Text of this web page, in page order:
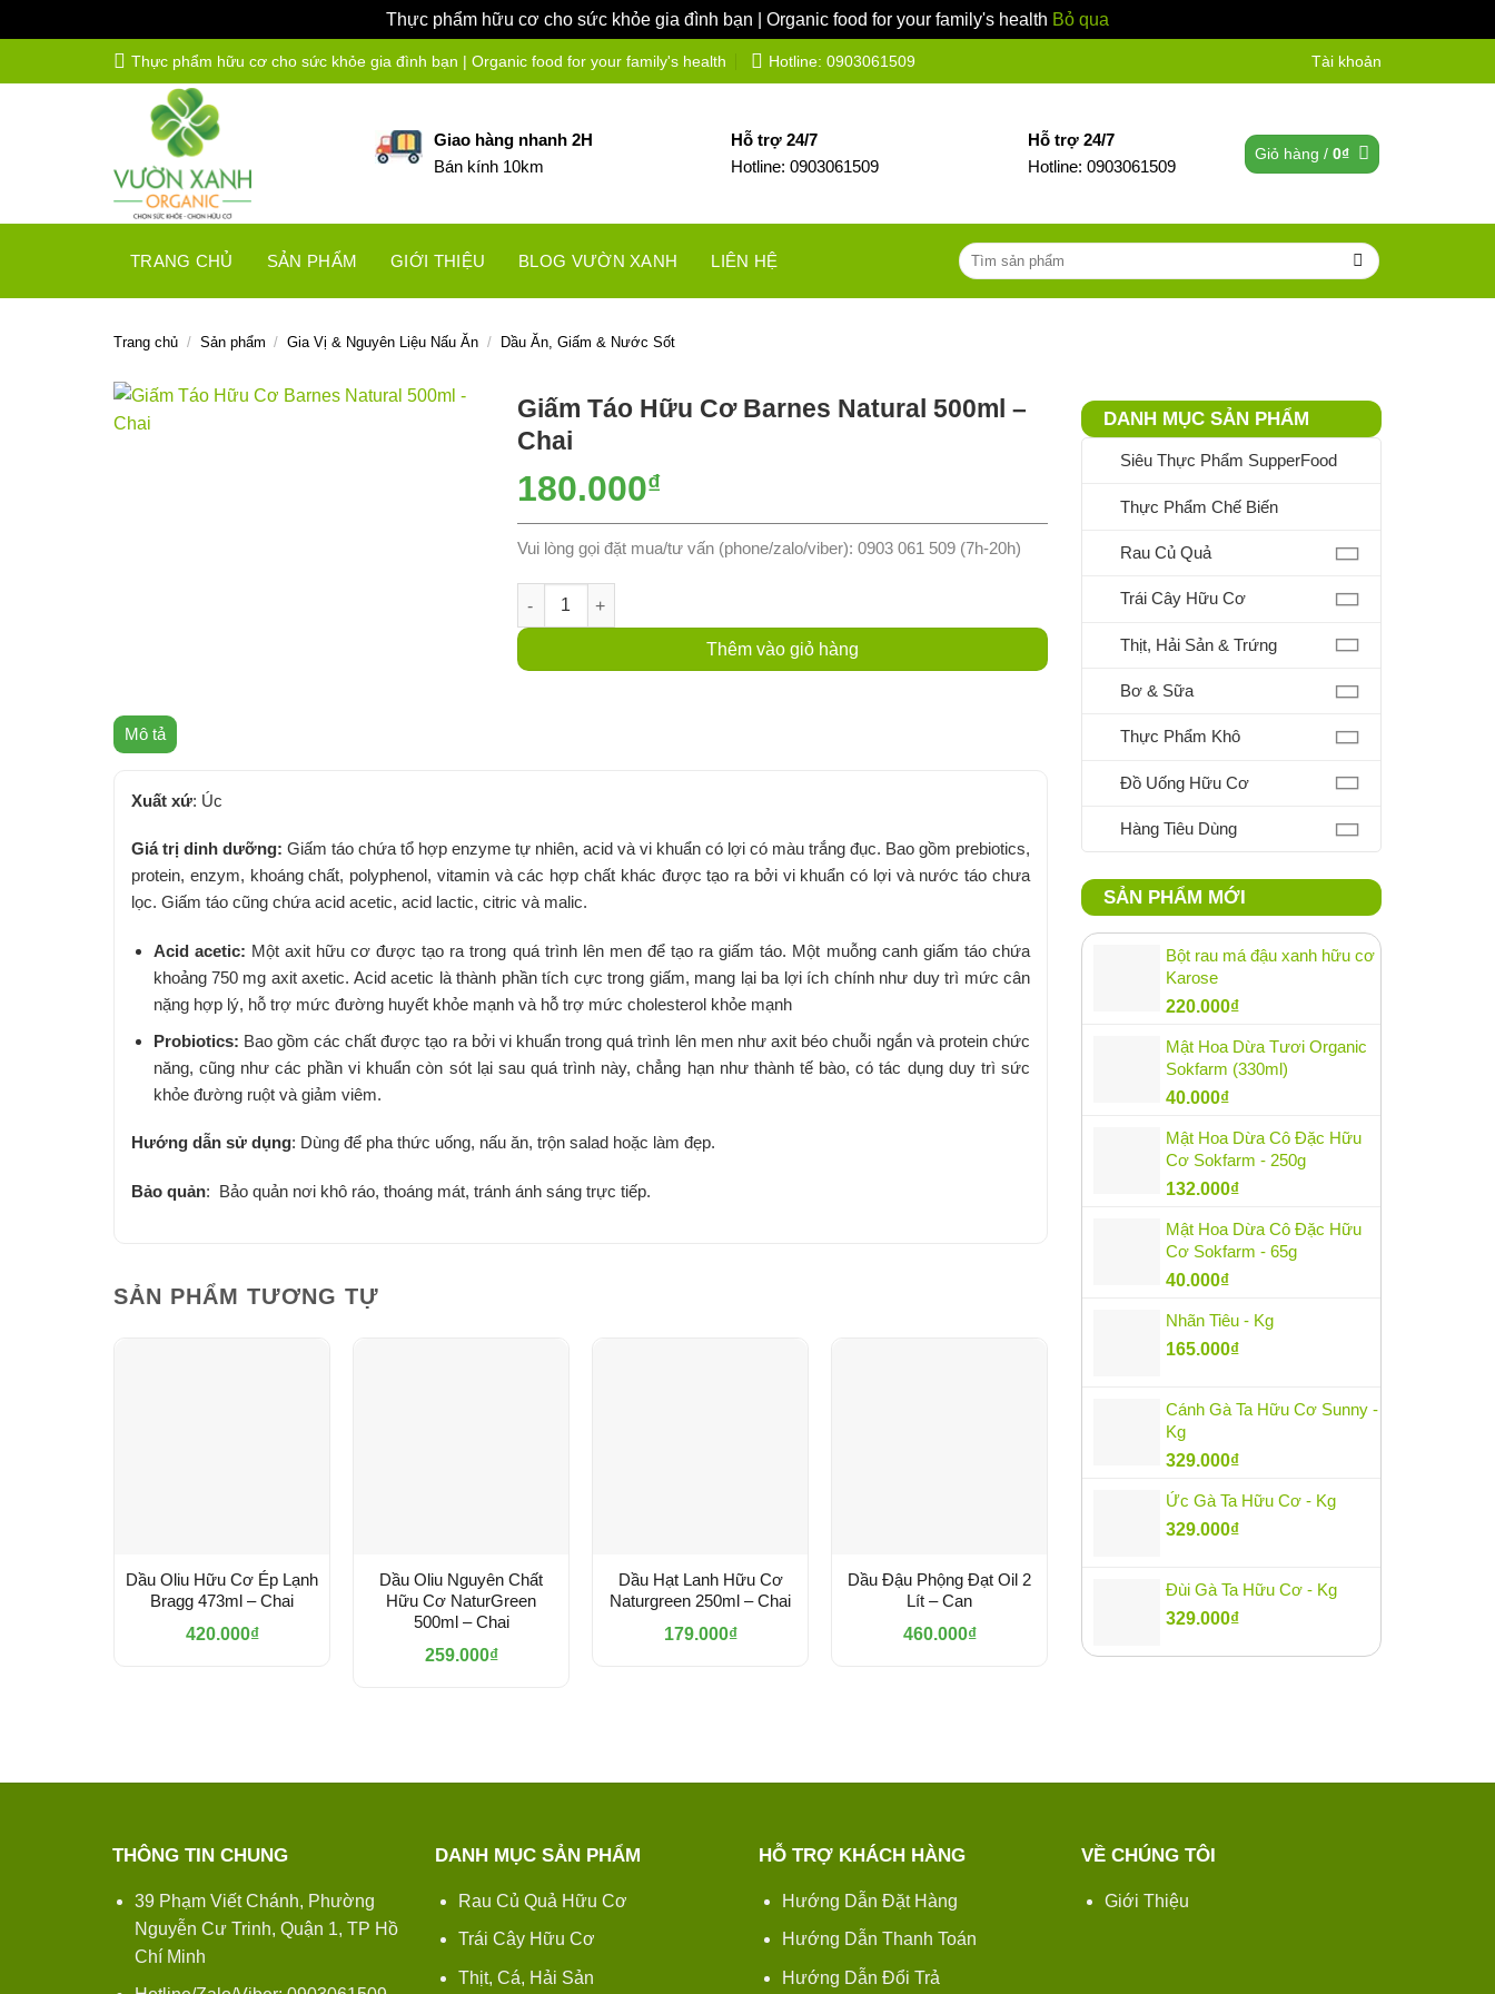
Thực phẩm hữu cơ cho sức khỏe gia đình bạn | Organic food for your family's health Bỏ qua
qua
Thực phẩm hữu cơ cho sức khỏe gia đình bạn | Organic food for your family's health Hotline: 0903061509 Tài khoản
Giao hàng nhanh 2H
Bán kính 10km
Hỗ trợ 24/7
Hotline: 0903061509
Hỗ trợ 24/7
Hotline: 0903061509
Giỏ hàng /0₫
TRANG CHỦ SẢN PHẨM GIỚI THIỆU BLOG VƯỜN XANH LIÊN HỆ
Tìm
kiếm:
Trang chủ / Sản phẩm / Gia Vị & Nguyên Liệu Nấu Ăn / Dầu Ăn, Giấm & Nước Sốt
DANH MỤC SẢN PHẨM
Siêu Thực Phẩm SupperFood
Thực Phẩm Chế Biến
Rau Củ Quả
Trái Cây Hữu Cơ
Thịt, Hải Sản & Trứng
Bơ & Sữa
Thực Phẩm Khô
Đồ Uống Hữu Cơ
Hàng Tiêu Dùng
SẢN PHẨM MỚI
Bột rau má đậu xanh hữu cơ
Karose
220.000₫
Mật Hoa Dừa Tươi Organic
Sokfarm (330ml)
40.000₫
Mật Hoa Dừa Cô Đặc Hữu
Cơ Sokfarm - 250g
132.000₫
Mật Hoa Dừa Cô Đặc Hữu
Cơ Sokfarm - 65g
40.000₫
Nhãn Tiêu - Kg
165.000₫
Cánh Gà Ta Hữu Cơ Sunny -
Kg
329.000₫
Ức Gà Ta Hữu Cơ - Kg
329.000₫
Đùi Gà Ta Hữu Cơ - Kg
329.000₫
Giấm Táo Hữu Cơ Barnes Natural 500ml –
Chai
180.000₫
Vui lòng gọi đặt mua/tư vấn (phone/zalo/viber): 0903 061 509 (7h-20h)
Giấm Táo Hữu Cơ Barnes Natural 500ml - Chai số lượng
Thêm vào giỏ hàng
Mô tả
Xuất xứ: Úc
Giá trị dinh dưỡng: Giấm táo chứa tổ hợp enzyme tự nhiên, acid và vi khuẩn có lợi có màu trắng đục. Bao gồm prebiotics,
protein, enzym, khoáng chất, polyphenol, vitamin và các hợp chất khác được tạo ra bởi vi khuẩn có lợi và nước táo chưa
lọc. Giấm táo cũng chứa acid acetic, acid lactic, citric và malic.
Acid acetic: Một axit hữu cơ được tạo ra trong quá trình lên men để tạo ra giấm táo. Một muỗng canh giấm táo chứa
khoảng 750 mg axit axetic. Acid acetic là thành phần tích cực trong giấm, mang lại ba lợi ích chính như duy trì mức cân
nặng hợp lý, hỗ trợ mức đường huyết khỏe mạnh và hỗ trợ mức cholesterol khỏe mạnh
Probiotics: Bao gồm các chất được tạo ra bởi vi khuẩn trong quá trình lên men như axit béo chuỗi ngắn và protein chức
năng, cũng như các phần vi khuẩn còn sót lại sau quá trình này, chẳng hạn như thành tế bào, có tác dụng duy trì sức
khỏe đường ruột và giảm viêm.
Hướng dẫn sử dụng: Dùng để pha thức uống, nấu ăn, trộn salad hoặc làm đẹp.
Bảo quản: Bảo quản nơi khô ráo, thoáng mát, tránh ánh sáng trực tiếp.
SẢN PHẨM TƯƠNG TỰ
Dầu Oliu Hữu Cơ Ép Lạnh
Bragg 473ml – Chai
420.000₫
Dầu Oliu Nguyên Chất
Hữu Cơ NaturGreen
500ml – Chai
259.000₫
Dầu Hạt Lanh Hữu Cơ
Naturgreen 250ml – Chai
179.000₫
Dầu Đậu Phộng Đạt Oil 2
Lít – Can
460.000₫
Giấm Lựu Hữu Cơ
NaturGreen 500ml – Chai
Dầu Oliu Hữu Cơ
THÔNG TIN CHUNG
39 Phạm Viết Chánh, Phường
Nguyễn Cư Trinh, Quận 1, TP Hồ
Chí Minh
DANH MỤC SẢN PHẨM
Rau Củ Quả Hữu Cơ
Trái Cây Hữu Cơ
Thịt, Cá, Hải Sản
HỖ TRỢ KHÁCH HÀNG
Hướng Dẫn Đặt Hàng
Hướng Dẫn Thanh Toán
Hướng Dẫn Đổi Trả
VỀ CHÚNG TÔI
Giới Thiệu